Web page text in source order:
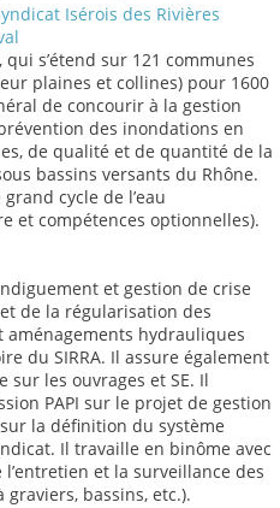
Isérois des Rivières
qui s’étend sur 121 communes
plaines et collines) pour 1600
de concourir à la gestion
des inondations en
de qualité et de quantité de la
bassins versants du Rhône.
cycle de l’eau
et compétences optionnelles).
et gestion de crise
de la régularisation des
aménagements hydrauliques
du SIRRA. Il assure également
sur les ouvrages et SE. Il
PAPI sur le projet de gestion
sur la définition du système
Il travaille en binôme avec
et la surveillance des
graviers, bassins, etc.).